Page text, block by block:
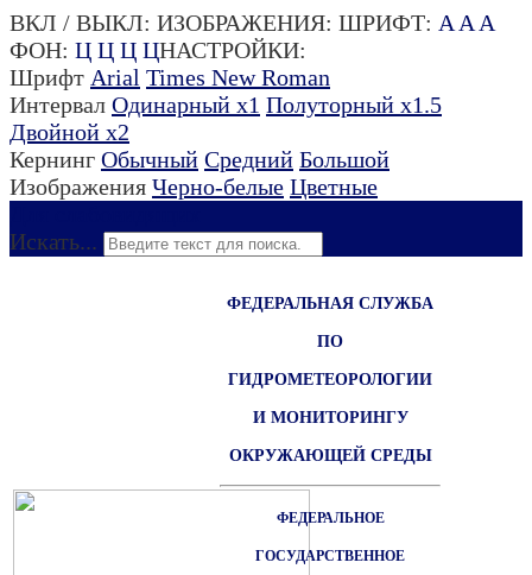
ВКЛ / ВЫКЛ: ИЗОБРАЖЕНИЯ: ШРИФТ: A A A
ФОН: Ц Ц Ц ЦНАСТРОЙКИ:
Шрифт Arial Times New Roman
Интервал Одинарный х1 Полуторный х1.5
Двойной х2
Кернинг Обычный Средний Большой
Изображения Черно-белые Цветные
Искать...
ФЕДЕРАЛЬНАЯ СЛУЖБА
ПО
ГИДРОМЕТЕОРОЛОГИИ
И МОНИТОРИНГУ
ОКРУЖАЮЩЕЙ СРЕДЫ
ФЕДЕРАЛЬНОЕ
ГОСУДАРСТВЕННОЕ